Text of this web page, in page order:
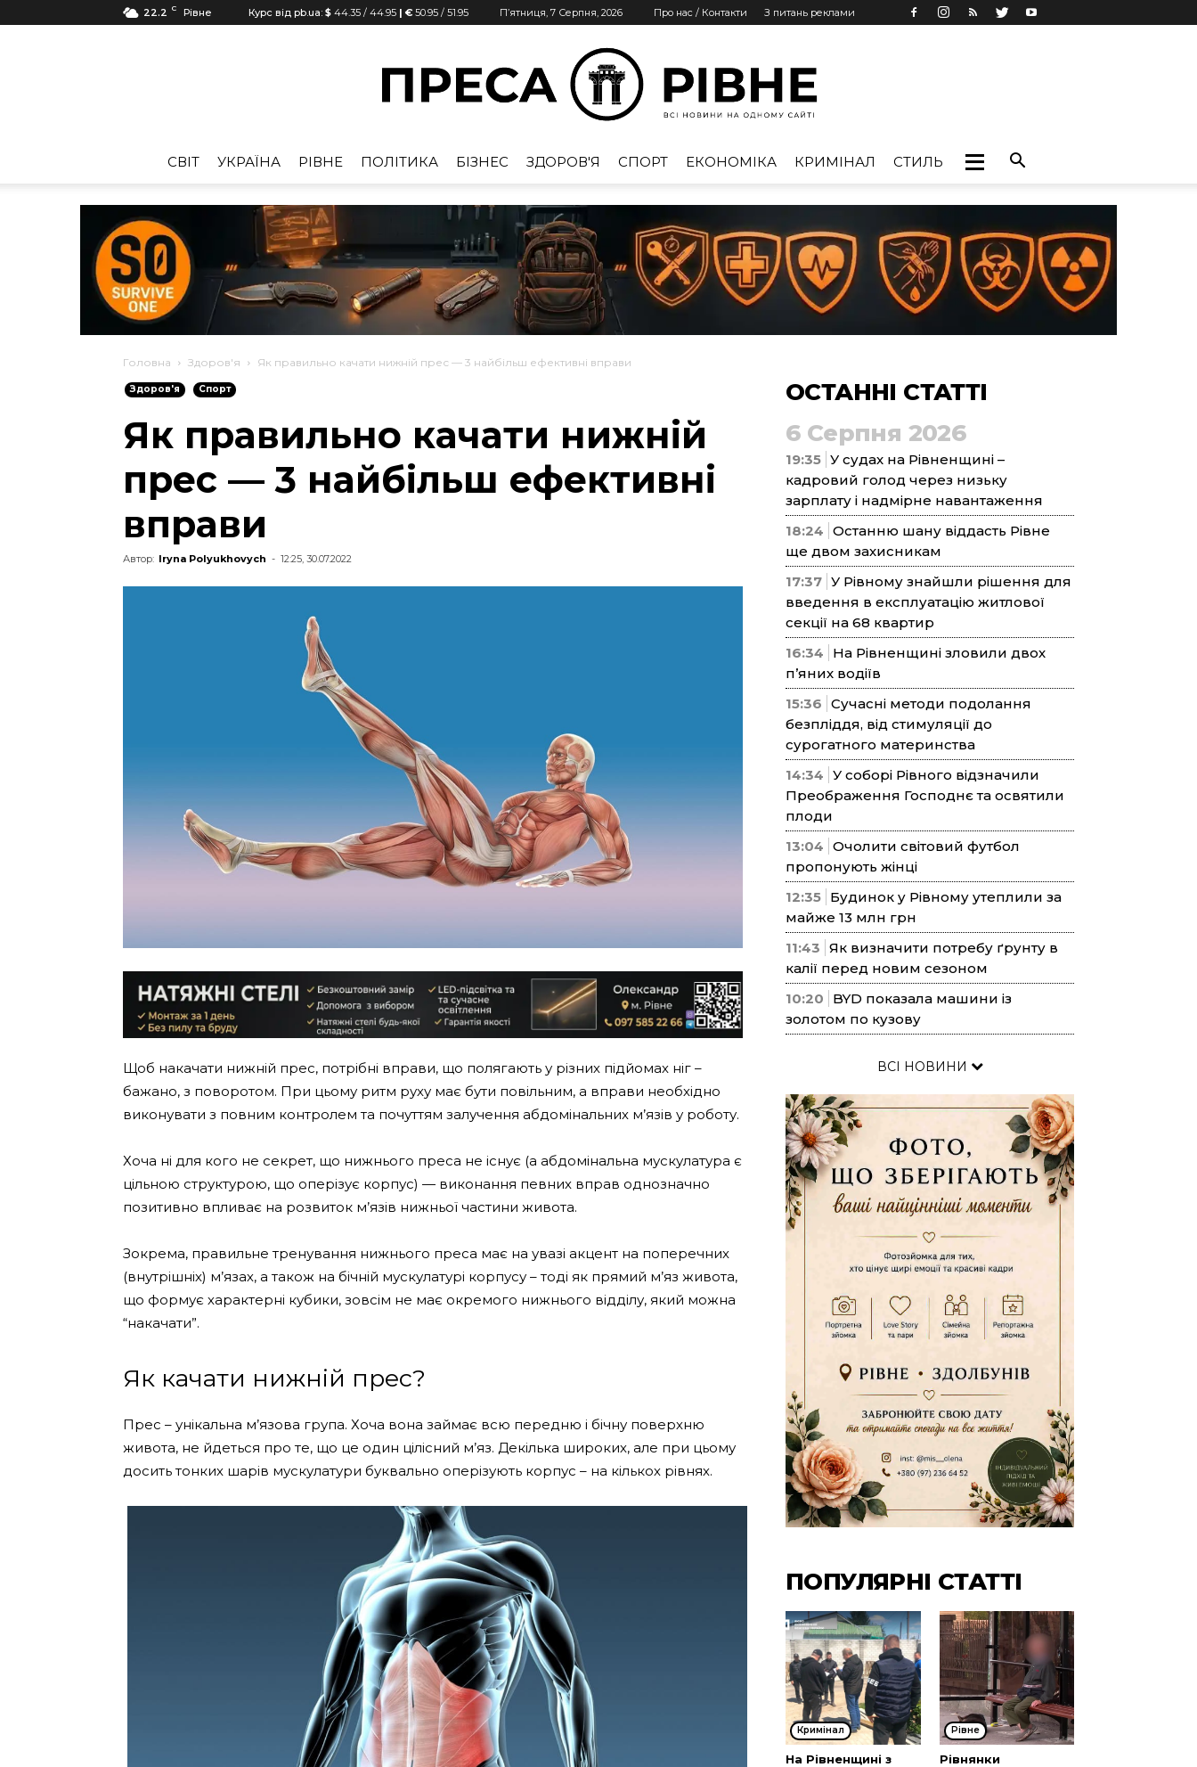
22.2 C Рівне Курс від pb.ua: $ 44.35 / 44.95 | € 50.95 / 51.95 П’ятниця, 7 Серпня, 2026 Про нас / Контакти З питань реклами
Рівне
CВІТ УКРАЇНА РІВНЕ ПОЛІТИКА БІЗНЕС ЗДОРОВ'Я СПОРТ ЕКОНОМІКА КРИМІНАЛ СТИЛЬ
Головна Здоров'я Як правильно качати нижній прес — 3 найбільш ефективні вправи
Здоров'я Спорт
Як правильно качати нижній
прес — 3 найбільш ефективні
вправи
Автор: Iryna Polyukhovych - 12:25, 30.07.2022
Щоб накачати нижній прес, потрібні вправи, що полягають у різних підйомах ніг –
бажано, з поворотом. При цьому ритм руху має бути повільним, а вправи необхідно
виконувати з повним контролем та почуттям залучення абдомінальних м’язів у роботу.
Хоча ні для кого не секрет, що нижнього преса не існує (а абдомінальна мускулатура є
цільною структурою, що оперізує корпус) — виконання певних вправ однозначно
позитивно впливає на розвиток м’язів нижньої частини живота.
Зокрема, правильне тренування нижнього преса має на увазі акцент на поперечних
(внутрішніх) м’язах, а також на бічній мускулатурі корпусу – тоді як прямий м’яз живота,
що формує характерні кубики, зовсім не має окремого нижнього відділу, який можна
“накачати”.
Як качати нижній прес?
Прес – унікальна м’язова група. Хоча вона займає всю передню і бічну поверхню
живота, не йдеться про те, що це один цілісний м’яз. Декілька широких, але при цьому
досить тонких шарів мускулатури буквально оперізують корпус – на кількох рівнях.
ОСТАННІ СТАТТІ
6 Серпня 2026
19:35 У судах на Рівненщині –
кадровий голод через низьку
зарплату і надмірне навантаження
18:24 Останню шану віддасть Рівне
ще двом захисникам
17:37 У Рівному знайшли рішення для
введення в експлуатацію житлової
секції на 68 квартир
16:34
На Рівненщині зловили двох
п’яних водіїв
15:36 Сучасні методи подолання
безпліддя, від стимуляції до
сурогатного материнства
14:34 У соборі Рівного відзначили
Преображення Господнє та освятили
плоди
13:04 Очолити світовий футбол
пропонують жінці
12:35 Будинок у Рівному утеплили за
майже 13 млн грн
11:43 Як визначити потребу ґрунту в
калії перед новим сезоном
10:20
BYD показала машини із
золотом по кузову
ВСІ НОВИНИ
ПОПУЛЯРНІ СТАТТІ
Кримінал
На Рівненщині з
Рівне
Рівнянки